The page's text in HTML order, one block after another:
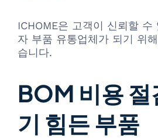
ICHOME은 고객이 신뢰할 수
자 부품 유통업체가 되기 위
습니다.
BOM 비용
기 힘든 부품